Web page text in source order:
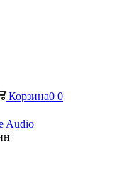
Корзина0 0